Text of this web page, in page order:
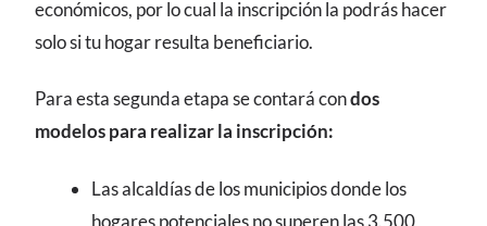
económicos, por lo cual la inscripción la podrás hacer
solo si tu hogar resulta beneficiario.
Para esta segunda etapa se contará condos
modelos para realizar la inscripción:
Las alcaldías de los municipios donde los
hogares potenciales no superen las 3.500